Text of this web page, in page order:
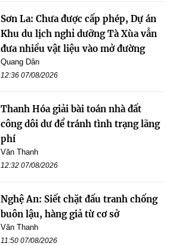
Sơn La: Chưa được cấp phép, Dự án
Khu du lịch nghỉ dưỡng Tà Xùa vẫn
đưa nhiều vật liệu vào mở đường
Quang Dân
12:36 07/08/2026
Thanh Hóa giải bài toán nhà đất
công dôi dư để tránh tình trạng lãng
phí
Văn Thanh
12:32 07/08/2026
Nghệ An: Siết chặt đấu tranh chống
buôn lậu, hàng giả từ cơ sở
Văn Thanh
11:50 07/08/2026